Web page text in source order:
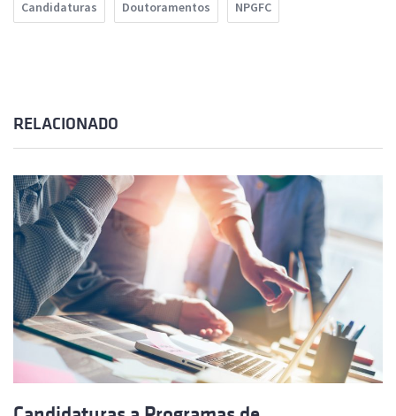
Candidaturas Doutoramentos NPGFC
RELACIONADO